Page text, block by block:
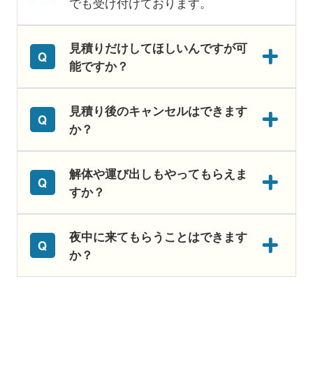
見積りだけしてほしいんですが可
能ですか？
見積り後のキャンセルはできます
か？
解体や運び出しもやってもらえま
すか？
夜中に来てもらうことはできます
か？